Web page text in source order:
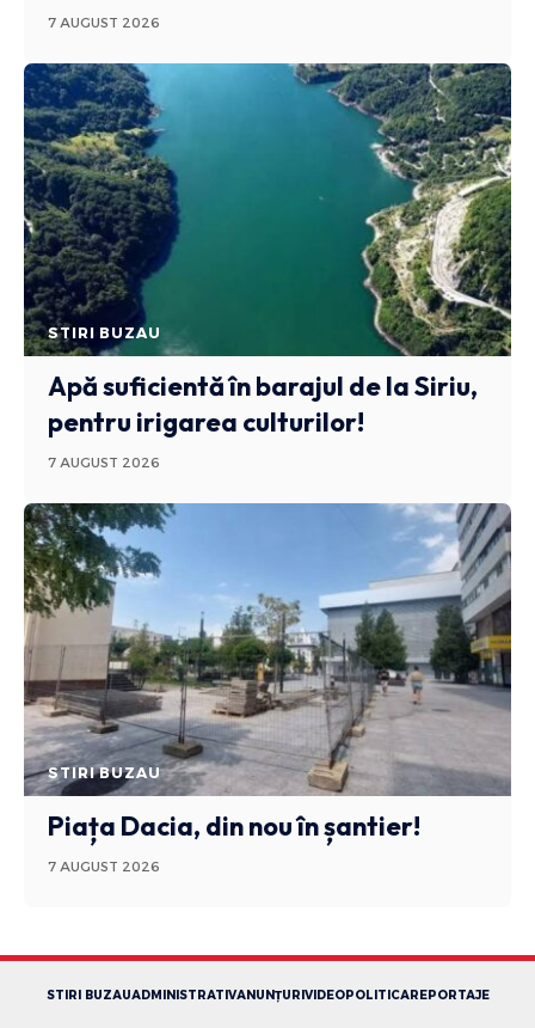
7 AUGUST 2026
STIRI BUZAU
Apă suficientă în barajul de la Siriu,
pentru irigarea culturilor!
7 AUGUST 2026
STIRI BUZAU
Piața Dacia, din nou în șantier!
7 AUGUST 2026
STIRI BUZAUADMINISTRATIVANUNȚURI VIDEOPOLITICAREPORTAJE